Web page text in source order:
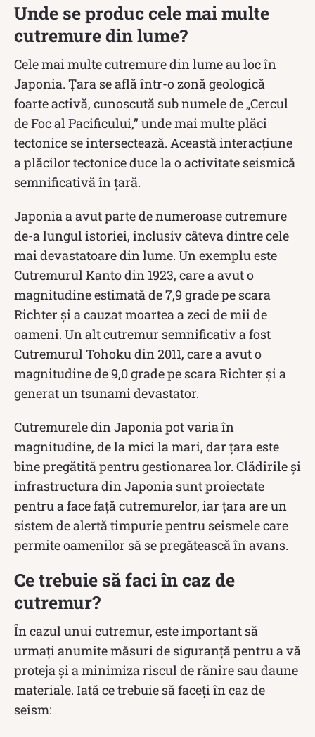
Unde se produc cele mai multe
cutremure din lume?
Cele mai multe cutremure din lume au loc în
Japonia. Țara se află într-o zonă geologică
foarte activă, cunoscută sub numele de „Cercul
de Foc al Pacificului,” unde mai multe plăci
tectonice se intersectează. Această interacțiune
a plăcilor tectonice duce la o activitate seismică
semnificativă în țară.
Japonia a avut parte de numeroase cutremure
de-a lungul istoriei, inclusiv câteva dintre cele
mai devastatoare din lume. Un exemplu este
Cutremurul Kanto din 1923, care a avut o
magnitudine estimată de 7,9 grade pe scara
Richter și a cauzat moartea a zeci de mii de
oameni. Un alt cutremur semnificativ a fost
Cutremurul Tohoku din 2011, care a avut o
magnitudine de 9,0 grade pe scara Richter și a
generat un tsunami devastator.
Cutremurele din Japonia pot varia în
magnitudine, de la mici la mari, dar țara este
bine pregătită pentru gestionarea lor. Clădirile și
infrastructura din Japonia sunt proiectate
pentru a face față cutremurelor, iar țara are un
sistem de alertă timpurie pentru seismele care
permite oamenilor să se pregătească în avans.
Ce trebuie să faci în caz de
cutremur?
În cazul unui cutremur, este important să
urmați anumite măsuri de siguranță pentru a vă
proteja și a minimiza riscul de rănire sau daune
materiale. Iată ce trebuie să faceți în caz de
seism: